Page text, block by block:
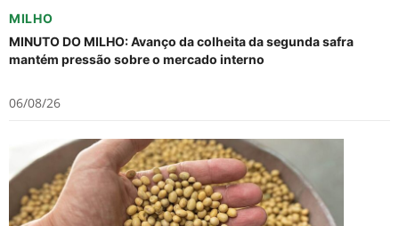
MILHO
MINUTO DO MILHO: Avanço da colheita da segunda safra
mantém pressão sobre o mercado interno
06/08/26